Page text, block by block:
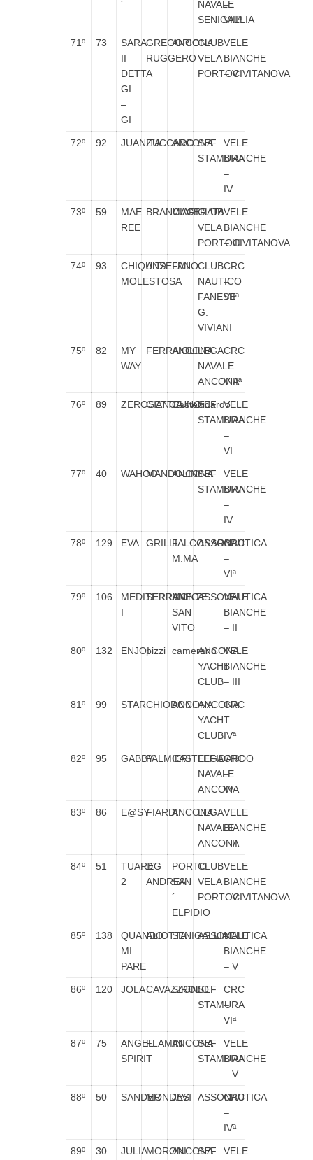
´
NAVALE
SENIGALLIA
–
VIIIª
71º 73
SARA
II
DETTA
GI
–
GI
GREGORIO
RUGGERO
ANCONA
CLUB
VELA
PORTOCIVITANOVA
VELE
BIANCHE
– V
72º 92 JUANITAZUCCARO
ANCONA
SEF
STAMURA
VELE
BIANCHE
–
IV
73º 59
MAE
REE
BRANCIARIMACERATA
CLUB
VELA
PORTOCIVITANOVA
VELE
BIANCHE
– III
74º 93
CHIQUITA
MOLESTOSA
ANSELMI
FANOCLUB
NAUTICO
FANESE
G.
VIVIANI
CRC
–
VIIª
75º 82
MY
WAY
FERRAIOLI
ANCONA
LEGA
NAVALE
ANCONA
CRC
–
VIIIª
76º 89 ZEROSETTEUNO
CIANCACastelfidardo
SEF
STAMURA
VELE
BIANCHE
–
VI
77º 40 WAHOOMANDOLINI
ANCONA
SEF
STAMURA
VELE
BIANCHE
–
IV
78º 129 EVA GRILLIFALCONARA
M.MA
ASSONAUTICA
CRC
–
VIª
79º 106
MEDITERRANEO
I
SERRANIMONTE
SAN
VITO
ASSONAUTICA
VELE
BIANCHE
– II
80º 132 ENJOIpizzi cameranoANCONA
YACHT
CLUB
VELE
BIANCHE
– III
81º 99 STARCHIODONI
ANCONAANCONA
YACHT
CLUB
CRC
–
IVª
82º 95 GABBYPALMIERICASTELFIDARDO
LEGA
NAVALE
ANCONA
CRC
–
Vª
83º 86 E@SYFIARDIANCONA
LEGA
NAVALE
ANCONA
VELE
BIANCHE
– II
84º 51
TUAREG
2
D´
ANDREA
PORTO
SAN
´
ELPIDIO
CLUB
VELA
PORTOCIVITANOVA
VELE
BIANCHE
– V
85º 138
QUANDO
MI
PARE
ALIOTTASENIGALLIA
ASSONAUTICA
VELE
BIANCHE
– V
86º 120 JOLACAVAZZONI
SIROLO
SEF
STAMURA
CRC
–
VIª
87º 75
ANGEL
SPIRIT
FLAMINIANCONA
SEF
STAMURA
VELE
BIANCHE
– V
88º 50 SANDERMONDAVI
JESI ASSONAUTICA
CRC
–
IVª
89º 30 JULIAMORONIANCONA
SEF
VELE